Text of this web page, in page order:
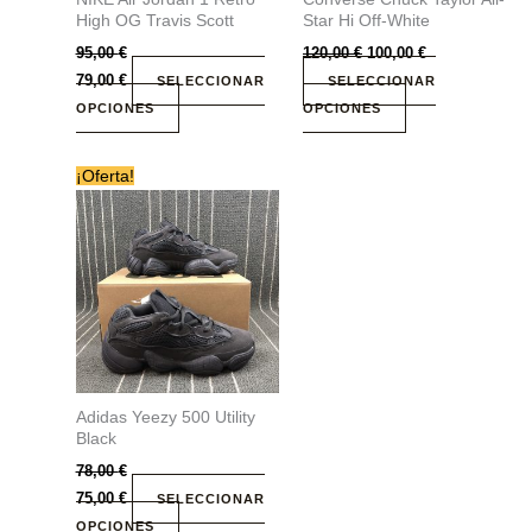
High OG Travis Scott
95,00€
79,00€
SELECCIONAR
OPCIONES
en
la
página
de
producto
Star Hi Off-White
120,00€ 100,00€
SELECCIONAR
OPCIONES
en
la
página
de
producto
¡Oferta!
Adidas Yeezy 500 Utility
Black
78,00€
75,00€
SELECCIONAR
OPCIONES
producto
tiene
múltiples
variantes.
Las
opciones
se
pueden
elegir
la
página